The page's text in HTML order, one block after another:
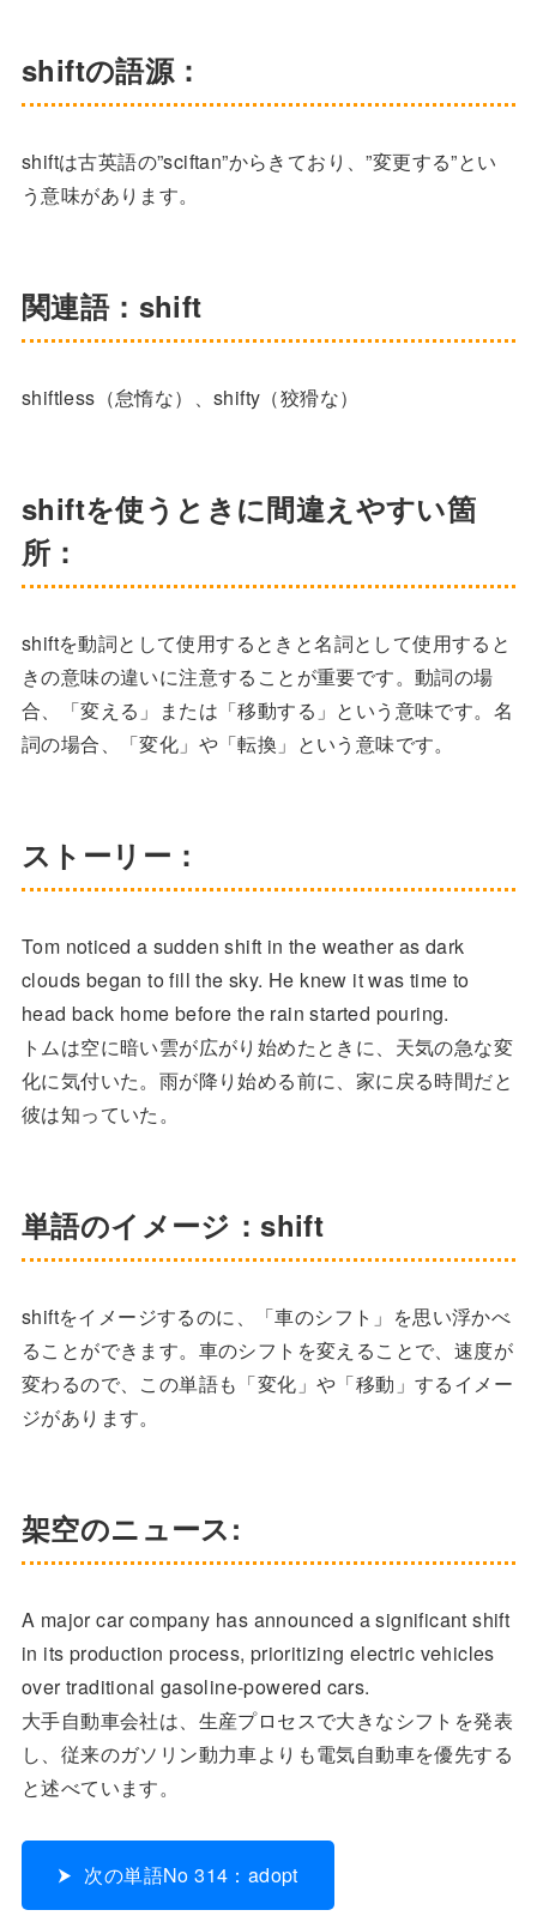
shiftの語源：
shiftは古英語の”sciftan”からきており、”変更する”とい
う意味があります。
関連語：shift
shiftless（怠惰な）、shifty（狡猾な）
shiftを使うときに間違えやすい箇
所：
shiftを動詞として使用するときと名詞として使用すると
きの意味の違いに注意することが重要です。動詞の場
合、「変える」または「移動する」という意味です。名
詞の場合、「変化」や「転換」という意味です。
ストーリー：
Tom noticed a sudden shift in the weather as dark
clouds began to fill the sky. He knew it was time to
head back home before the rain started pouring.
トムは空に暗い雲が広がり始めたときに、天気の急な変
化に気付いた。雨が降り始める前に、家に戻る時間だと
彼は知っていた。
単語のイメージ：shift
shiftをイメージするのに、「車のシフト」を思い浮かべ
ることができます。車のシフトを変えることで、速度が
変わるので、この単語も「変化」や「移動」するイメー
ジがあります。
架空のニュース:
A major car company has announced a significant shift
in its production process, prioritizing electric vehicles
over traditional gasoline-powered cars.
大手自動車会社は、生産プロセスで大きなシフトを発表
し、従来のガソリン動力車よりも電気自動車を優先する
と述べています。
次の単語No 314：adopt